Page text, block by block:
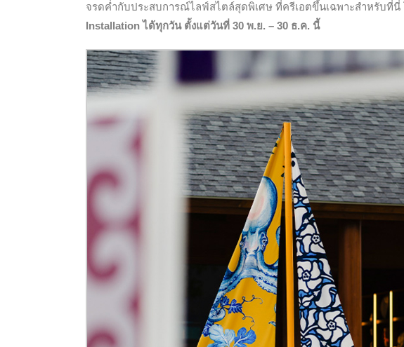
จรดค่ำกับประสบการณ์ไลฟ์สไตล์สุดพิเศษ ที่ครีเอตขึ้นเฉพาะสำหรับที่นี่
Installation ได้ทุกวัน ตั้งแต่วันที่ 30 พ.ย. – 30 ธ.ค. นี้